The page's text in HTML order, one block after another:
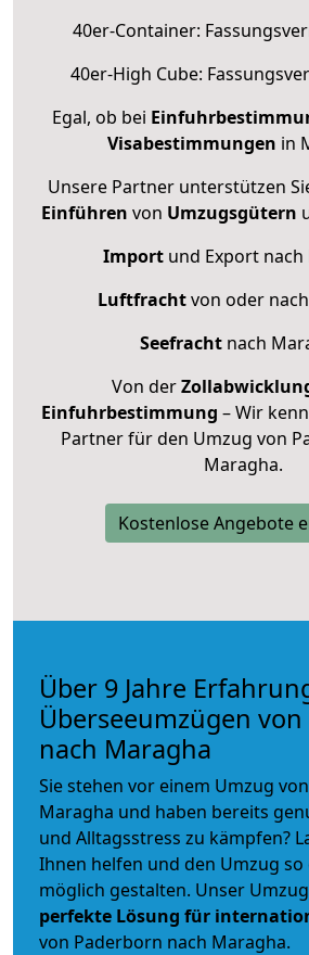
40er-Container:
40er-High Cube:
Egal, ob bei
Visabestimmungen in
Unsere Partner unterstützen
Einführen von Umzugsgütern
Import und Export
Luftfrachtvon oder
Seefracht nach
Von der
Einfuhrbestimmung – Wir
Partner für den Umzug von
Maragha.
Kostenlose Angebote
Über 9 Jahre
Überseeumzügen
nach Maragha
Sie stehen vor einem Umzug
Maragha und haben bereits
und Alltagsstress zu kämpfen?
Ihnen helfen und den Umzug
möglich gestalten. Unser
perfekte Lösung für
von Paderborn nach Maragha.